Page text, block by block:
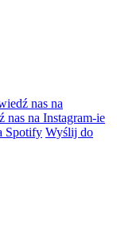
nas na
nas na Instagram-ie
Spotify Wyślij do